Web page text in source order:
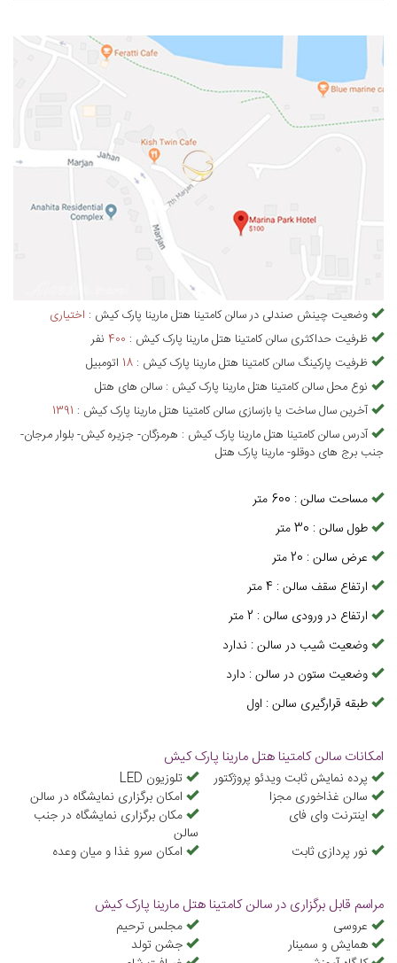
وضعیت چینش صندلی درسالن کامتینا هتل مارینا پارک کیش : اختیاری
ظرفیت حداکثری سالن کامتینا هتل مارینا پارک کیش :
400 نفر
ظرفیت پارکینگ سالن کامتینا هتل مارینا پارک کیش :
18 اتومبیل
نوع محلسالن کامتینا هتل مارینا پارک کیش : سالن های هتل
آخرین سال ساخت یا بازسازی سالن کامتینا هتل مارینا پارک کیش :
1391
آدرسسالن کامتینا هتل مارینا پارک کیش : هرمزگان- جزیره کیش- بلوار مرجان-
جنب برج های دوقلو- مارینا پارک هتل
مساحت سالن:
600 متر
طول سالن:
30متر
عرض سالن:
20متر
ارتفاع سقف سالن:
4متر
ارتفاع در ورودی سالن:
2متر
وضعیت شیب در سالن: ندارد
وضعیت ستون در سالن: دارد
طبقه قرارگیری سالن: اول
امکانات سالن کامتینا هتل مارینا پارک کیش
پرده نمایش ثابت ویدئو پروژکتور
تلوزیون LED
سالن غذاخوری مجزا
امکان برگزاری نمایشگاه در سالن
اینترنت وای فای
مکان برگزاری نمایشگاه در جنب
سالن
نور پردازی ثابت
امكان سرو غذا و ميان وعده
مراسم قابل برگزاری در سالن کامتینا هتل مارینا پارک کیش
عروسی
مجلس ترحیم
همایش و سمینار
جشن تولد